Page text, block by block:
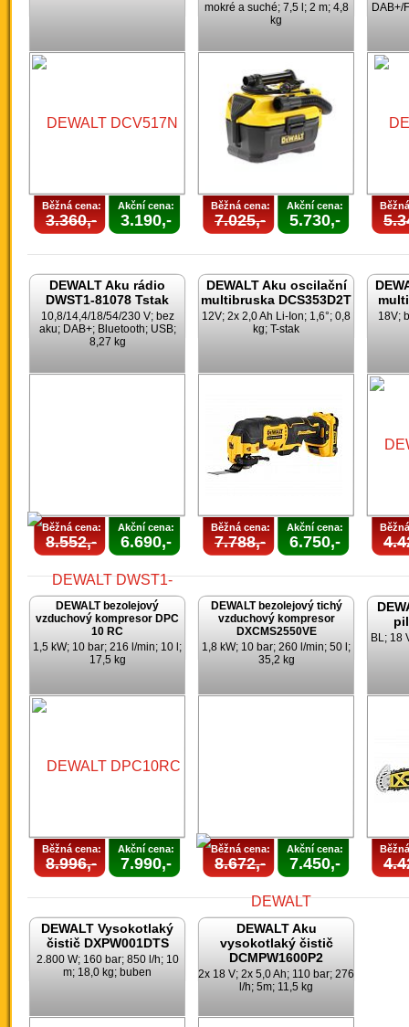
Běžná cena:
3.360,-
Akční cena:
3.190,-
mokré a suché; 7,5 l; 2 m; 4,8
kg
Běžná cena:
7.025,-
Akční cena:
5.730,-
DAB+/
DEWALT Aku rádio
DWST1-81078 Tstak
10,8/14,4/18/54/230 V; bez
aku; DAB+; Bluetooth; USB;
8,27 kg
Běžná cena:
8.552,-
Akční cena:
6.690,-
DEWALT Aku oscilační
multibruska DCS353D2T
12V; 2x 2,0 Ah Li-Ion; 1,6°; 0,8
kg; T-stak
Běžná cena:
7.788,-
Akční cena:
6.750,-
18V;
DEWALT bezolejový
vzduchový kompresor DPC
10 RC
1,5 kW; 10 bar; 216 l/min; 10 l;
17,5 kg
Běžná cena:
8.996,-
Akční cena:
7.990,-
DEWALT bezolejový tichý
vzduchový kompresor
DXCMS2550VE
1,8 kW; 10 bar; 260 l/min; 50 l;
35,2 kg
Běžná cena:
8.672,-
Akční cena:
7.450,-
BL; 18
DEWALT Vysokotlaký
čistič DXPW001DTS
2.800 W; 160 bar; 850 l/h; 10
m; 18,0 kg; buben
DEWALT Aku
vysokotlaký čistič
DCMPW1600P2
2x 18 V; 2x 5,0 Ah; 110 bar; 276
l/h; 5m; 11,5 kg